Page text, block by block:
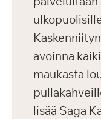
avoinna
maukasta
lisää Saga